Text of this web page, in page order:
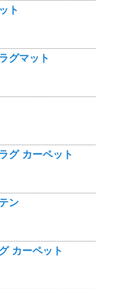
ト
グマット
グ カーペット
ン
カーペット